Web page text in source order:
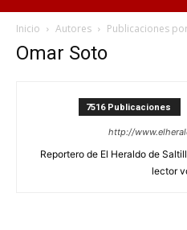
Inicio Autores Publicaciones
Omar Soto
7516 Publicaciones
http://
Reportero de El Heraldo de
lector